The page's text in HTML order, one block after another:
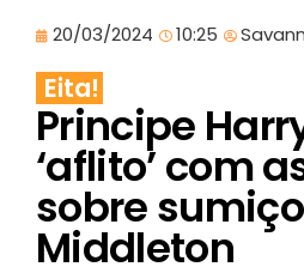
20/03/2024 10:25
Eita!
Principe
‘aflito’ com
sobre
Middleton